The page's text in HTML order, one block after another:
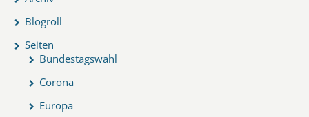
Blogroll
Seiten
Bundestagswahl
Corona
Europa